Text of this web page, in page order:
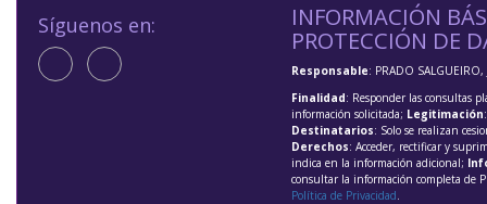
Síguenos en: INFORMACIÓN
PROTECCIÓN DE
Responsable: PRADO SALGUEIRO,
Finalidad: Responder las consultas
información solicitada; Legitimación
Destinatarios: Solo se realizan
Derechos: Acceder, rectificar y
indica en la información adicional;
consultar la información completa de
Política de Privacidad.